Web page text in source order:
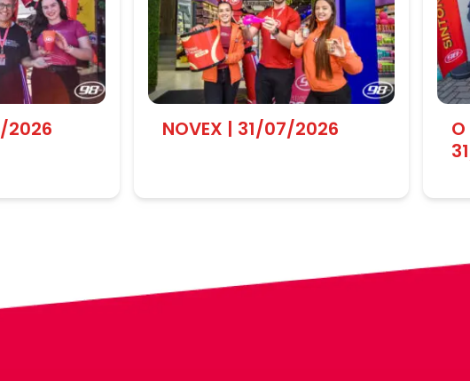
2026 NOVEX | 31/07/2026